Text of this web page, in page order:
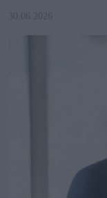
30.06.2026